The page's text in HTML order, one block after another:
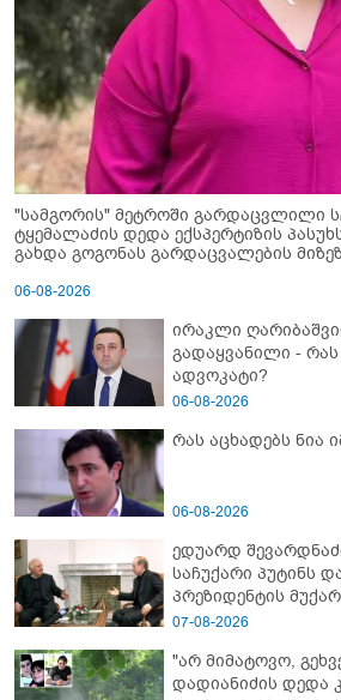
"სამგორის" მეტროში გარდაცვლილი
ტყემალაძის დედა ექსპერტიზის
გახდა გოგონას გარდაცვალების
06-08-2026
ირაკლი
გადაყვანილი -
ადვოკატი?
06-08-2026
რას აცხადებს ნია
06-08-2026
ედუარდ
საჩუქარი პუტინს
პრეზიდენტის
შემდეგ აასრულა
07-08-2026
"არ მიმატოვო,
დადიანიძის დედა